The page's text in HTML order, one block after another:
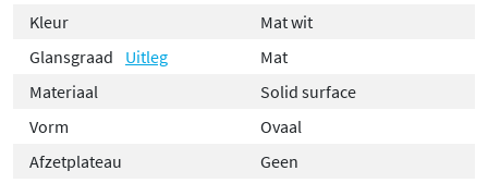
Kleur
Mat wit
Glansgraad
Uitleg
Mat
Materiaal
Solid surface
Vorm
Ovaal
Afzetplateau
Geen